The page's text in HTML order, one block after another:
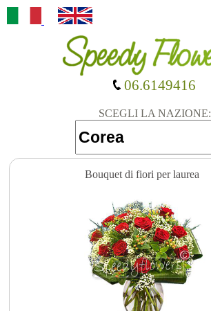
SCEGLI LA NAZIONE:
06.6149416
Bouquet di fiori per laurea